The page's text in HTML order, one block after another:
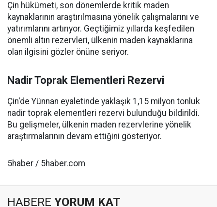
Çin hükümeti, son dönemlerde kritik maden
kaynaklarının araştırılmasına yönelik çalışmalarını ve
yatırımlarını artırıyor. Geçtiğimiz yıllarda keşfedilen
önemli altın rezervleri, ülkenin maden kaynaklarına
olan ilgisini gözler önüne seriyor.
Nadir Toprak Elementleri Rezervi
Çin'de Yünnan eyaletinde yaklaşık 1,15 milyon tonluk
nadir toprak elementleri rezervi bulunduğu bildirildi.
Bu gelişmeler, ülkenin maden rezervlerine yönelik
araştırmalarının devam ettiğini gösteriyor.
5haber / 5haber.com
HABERE YORUM KAT